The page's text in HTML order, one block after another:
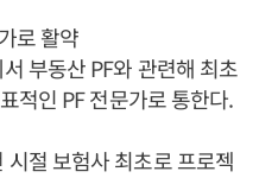
로 활약
부동산 PF와 관련해 최초
적인 PF 전문가로 통한다.
절 보험사 최초로 프로젝